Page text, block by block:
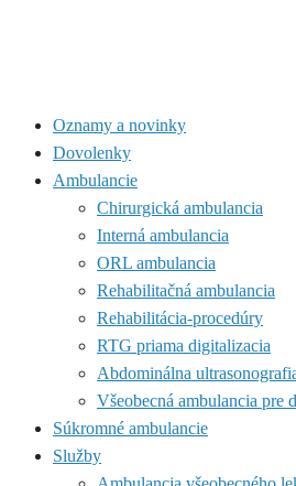
Oznamy a novinky
Dovolenky
Ambulancie
Chirurgická ambulancia
Interná ambulancia
ORL ambulancia
Rehabilitačná ambulancia
Rehabilitácia-procedúry
RTG priama digitalizacia
Abdominálna
Všeobecná ambulancia pre
Súkromné ambulancie
Služby